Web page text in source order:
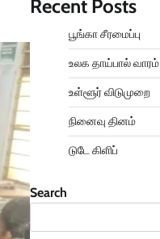
Recent Posts
பூங்கா சீரமைப்பு
உலக தாய்பால் வாரம்
உள்ளூர் விடுமுறை
நினைவு தினம்
டுடே கிளிப்
Search